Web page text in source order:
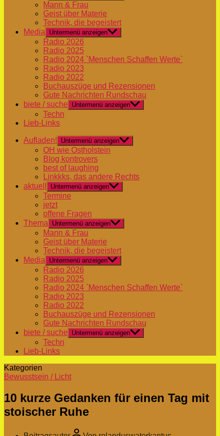
Mann & Frau
Geist über Materie
Technik, die begeistert
Media
Untermenü anzeigen
Radio 2026
Radio 2025
Radio 2024 `Menschen Schaffen Werte`
Radio 2023
Radio 2022
Buchauszüge und Rezensionen
Gute Nachrichten Rundschau
biete / suche
Untermenü anzeigen
Techn
Lieb-Links
Aufladen! Untermenü anzeigen
OH wie Ostholstein
Blog kontrovers
best of laughing
Linkkks, das andere Rechts
aktuell
Untermenü anzeigen
Termine
jetzt
offene Fragen
Thema
Untermenü anzeigen
Mann & Frau
Geist über Materie
Technik, die begeistert
Media
Untermenü anzeigen
Radio 2026
Radio 2025
Radio 2024 `Menschen Schaffen Werte`
Radio 2023
Radio 2022
Buchauszüge und Rezensionen
Gute Nachrichten Rundschau
biete / suche
Untermenü anzeigen
Techn
Lieb-Links
Kategorien
Bewusstsein / Licht
10 kurze Gedanken für einen Tag mit
stoischer Ruhe